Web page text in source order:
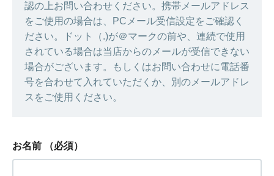
認の上お問い合わせください。携帯メールアドレス
をご使用の場合は、PCメール受信設定をご確認く
ださい。ドット（.)が＠マークの前や、連続で使用
されている場合は当店からのメールが受信できない
場合がございます。もしくはお問い合わせに電話番
号を合わせて入れていただくか、別のメールアドレ
スをご使用ください。
お名前 （必須）